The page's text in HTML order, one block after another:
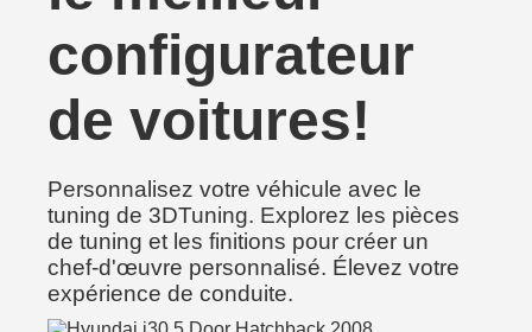
configurateur
de voitures!
Personnalisez votre véhicule avec le
tuning de 3DTuning. Explorez les pièces
de tuning et les finitions pour créer un
chef-d'œuvre personnalisé. Élevez votre
expérience de conduite.